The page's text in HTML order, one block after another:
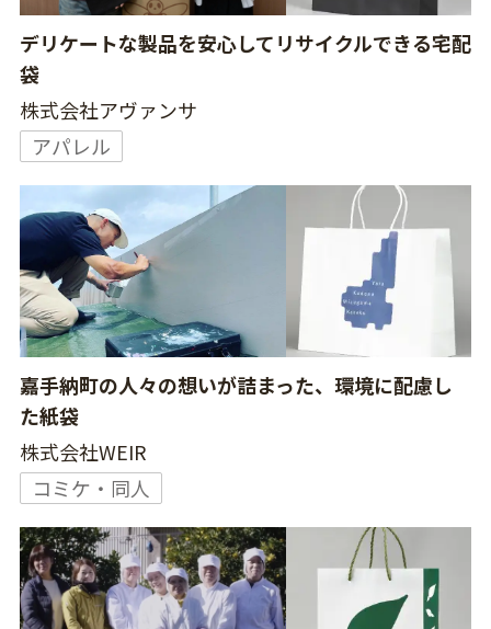
デリケートな製品を安心してリサイクルできる宅配
袋
株式会社アヴァンサ
アパレル
嘉手納町の人々の想いが詰まった、環境に配慮し
た紙袋
株式会社WEIR
コミケ・同人